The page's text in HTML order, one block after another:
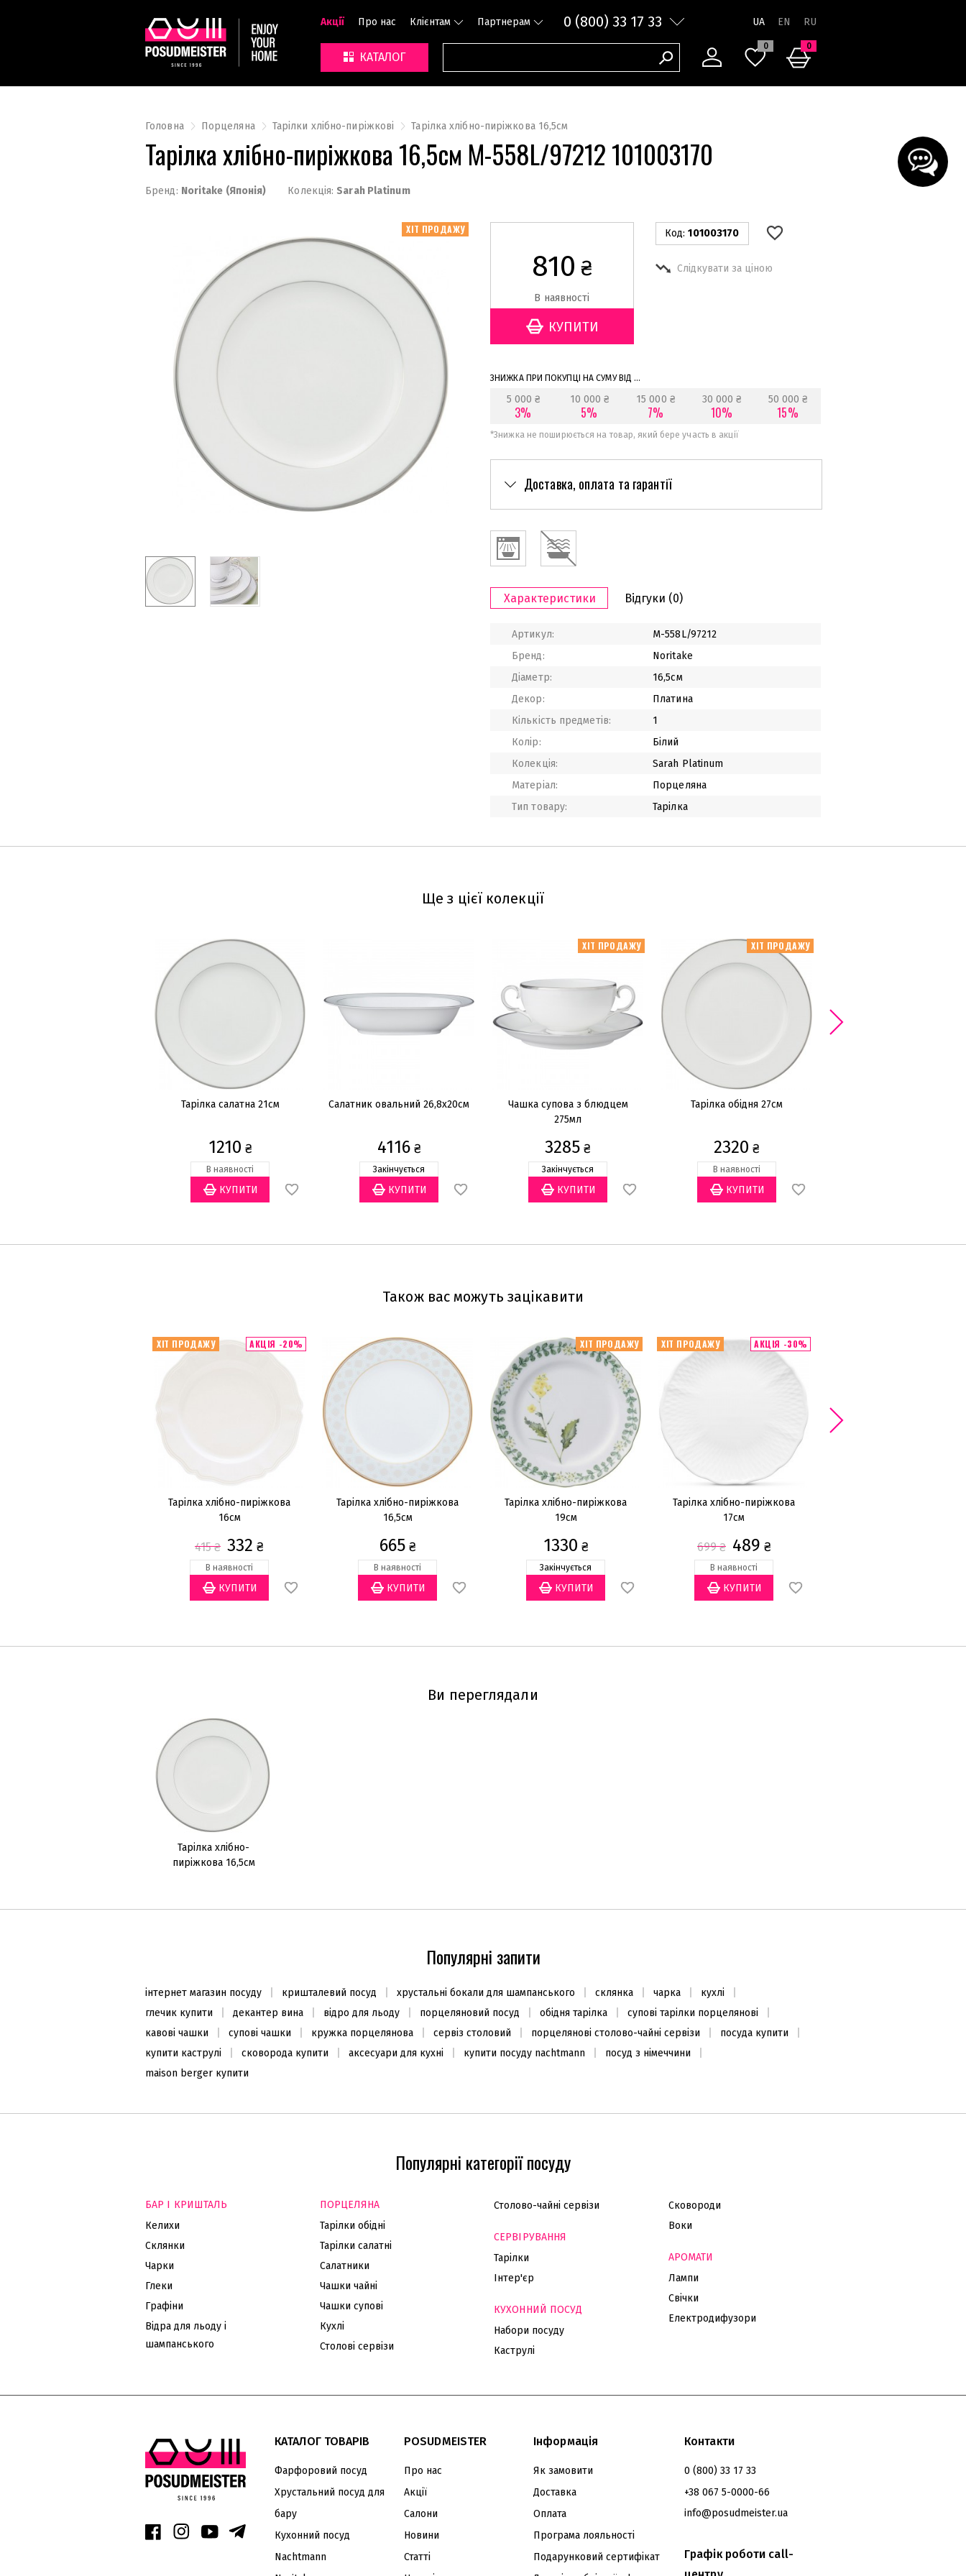
Акції Про нас Клієнтам Партнерам 0 (800) 33 17 33 UA
КАТАЛОГ
0 0
Головна Порцеляна Тарілки хлібно-пиріжкові Тарілка хлібно-пиріжкова 16,5см
Тарілка хлібно-пиріжкова 16,5см М-558L/97212 101003170
Бренд: Noritake (Японія) Колекція: Sarah Platinum
ХІТ ПРОДАЖУ
810 ₴
В наявності
Код: 101003170
Слідкувати за ціною
ЗНИЖКА ПРИ ПОКУПЦІ НА СУМУ ВІД ...
5 000 ₴
3%
10 000 ₴
5%
15 000 ₴
7%
30 000 ₴
10%
50 000 ₴
15%
*Знижка не поширюється на товар, який бере участь в акції
Доставка, оплата та гарантії
Характеристики Відгуки (0)
Артикул:
М-558L/97212
Бренд:
Noritake
Діаметр:
16,5см
Декор:
Платина
Кількість предметів:
1
Колір:
Білий
Колекція:
Sarah Platinum
Матеріал:
Порцеляна
Тип товару:
Тарілка
Ще з цієї колекції
Тарілка салатна 21см
1210 ₴
В наявності
Салатник овальний 26,8x20см
4116₴
Закінчується
ХІТ ПРОДАЖУ
Чашка супова з блюдцем
275мл
3285 ₴
Закінчується
ХІТ ПРОДАЖУ
Тарілка обідня 27см
2320 ₴
В наявності
Також вас можуть зацікавити
ХІТ ПРОДАЖУ АКЦІЯ -20%
Тарілка хлібно-пиріжкова
16см
415₴ 332 ₴
В наявності
Тарілка хлібно-пиріжкова
16,5см
665₴
В наявності
ХІТ ПРОДАЖУ
Тарілка хлібно-пиріжкова
19см
1330 ₴
Закінчується
ХІТ ПРОДАЖУ АКЦІЯ -30%
Тарілка хлібно-пиріжкова
17см
699₴ 489 ₴
В наявності
Ви переглядали
Тарілка хлібно-
пиріжкова 16,5см
Популярні запити
інтернет магазин посуду кришталевий посуд хрустальні бокали для шампанського склянка чарка
кухлі
глечик купити
декантер вина відро для льоду порцеляновий посуд обідня тарілка
супові тарілки порцелянові
кавові чашки
супові чашки кружка порцелянова сервіз столовий порцелянові столово-чайні сервізи
посуда купити
купити каструлі
сковорода купити аксесуари для кухні купити посуду nachtmann
посуд з німеччини
maison berger купити
Популярні категорії посуду
БАР І КРИШТАЛЬ
Келихи
Склянки
Чарки
Глеки
Графіни
Відра для льоду і
шампанського
ПОРЦЕЛЯНА
Тарілки обідні
Тарілки салатні
Салатники
Чашки чайні
Чашки супові
Кухлі
Столові сервізи
Столово-чайні сервізи
СЕРВІРУВАННЯ
Тарілки
Інтер'єр
КУХОННИЙ ПОСУД
Набори посуду
Каструлі
Сковороди
Воки
АРОМАТИ
Лампи
Свічки
Електродифузори
КАТАЛОГ ТОВАРІВ
Фарфоровий посуд
Хрустальний посуд для
бару
Кухонний посуд
Nachtmann
POSUDMEISTER
Про нас
Акції
Салони
Новини
Статті
Інформація
Як замовити
Доставка
Оплата
Програма лояльності
Подарунковий сертифікат
Контакти
0 (800) 33 17 33
+38 067 5-0000-66
info@posudmeister.ua
Графік роботи call-